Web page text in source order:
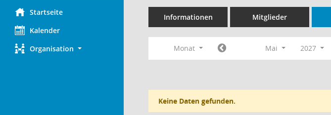
Startseite
Kalender
Organisation
Informationen Mitglieder
Monat Mai 2027
Keine Daten gefunden.